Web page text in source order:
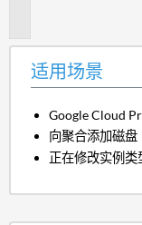
适用场景
Google Cloud
向聚合添加磁盘
正在修改实例类